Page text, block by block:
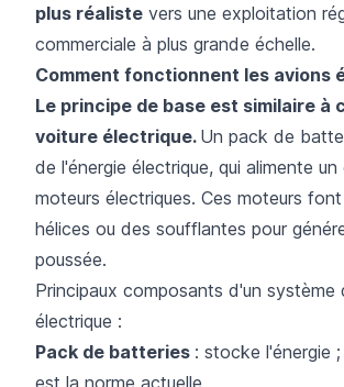
plus réaliste vers une exploitation
commerciale à plus grande échelle.
Comment fonctionnent les avions
Le principe de base est similaire à
voiture électrique. Un pack de
de l'énergie électrique, qui alimente un
moteurs électriques. Ces moteurs
hélices ou des soufflantes pour
poussée.
Principaux composants d'un système
électrique :
Pack de batteries : stocke l'énergie
est la norme actuelle